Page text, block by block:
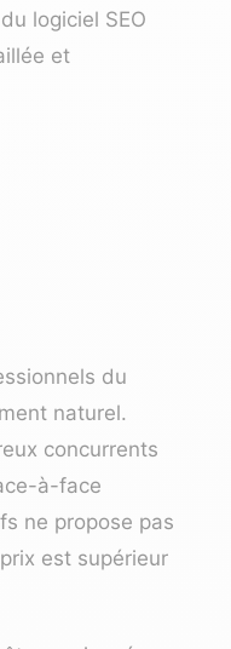
logiciel SEO
et
du
naturel.
concurrents
à-face
ne propose pas
est supérieur